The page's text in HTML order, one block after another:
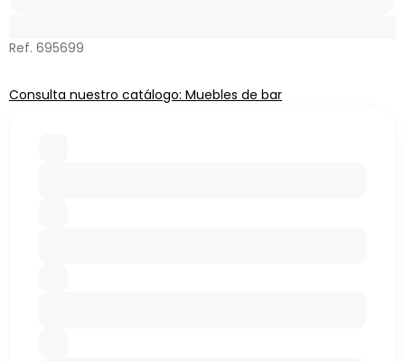
Ref. 695699
Consulta nuestro catálogo: Muebles de bar